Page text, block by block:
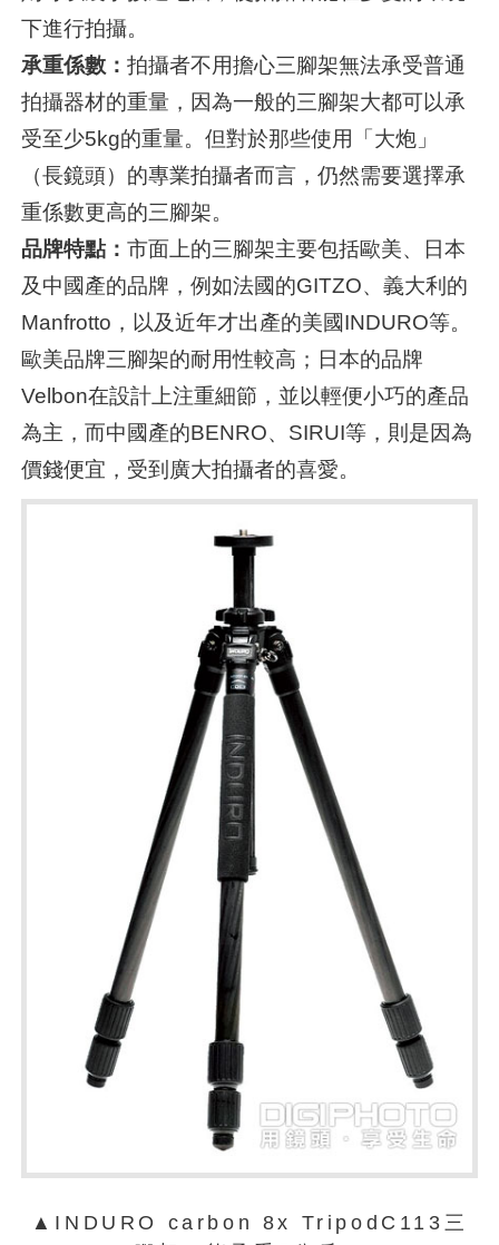
下進行拍攝。
承重係數：拍攝者不用擔心三腳架無法承受普通
拍攝器材的重量，因為一般的三腳架大都可以承
受至少5kg的重量。但對於那些使用「大炮」
（長鏡頭）的專業拍攝者而言，仍然需要選擇承
重係數更高的三腳架。
品牌特點：市面上的三腳架主要包括歐美、日本
及中國產的品牌，例如法國的GITZO、義大利的
Manfrotto，以及近年才出產的美國INDURO等。
歐美品牌三腳架的耐用性較高；日本的品牌
Velbon在設計上注重細節，並以輕便小巧的產品
為主，而中國產的BENRO、SIRUI等，則是因為
價錢便宜，受到廣大拍攝者的喜愛。
▲INDURO carbon 8x TripodC113三